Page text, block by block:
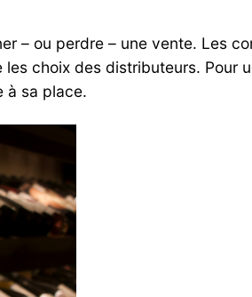
– ou perdre – une vente. Les
choix des distributeurs.
à sa place.